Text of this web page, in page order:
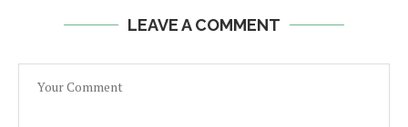
LEAVE A COMMENT